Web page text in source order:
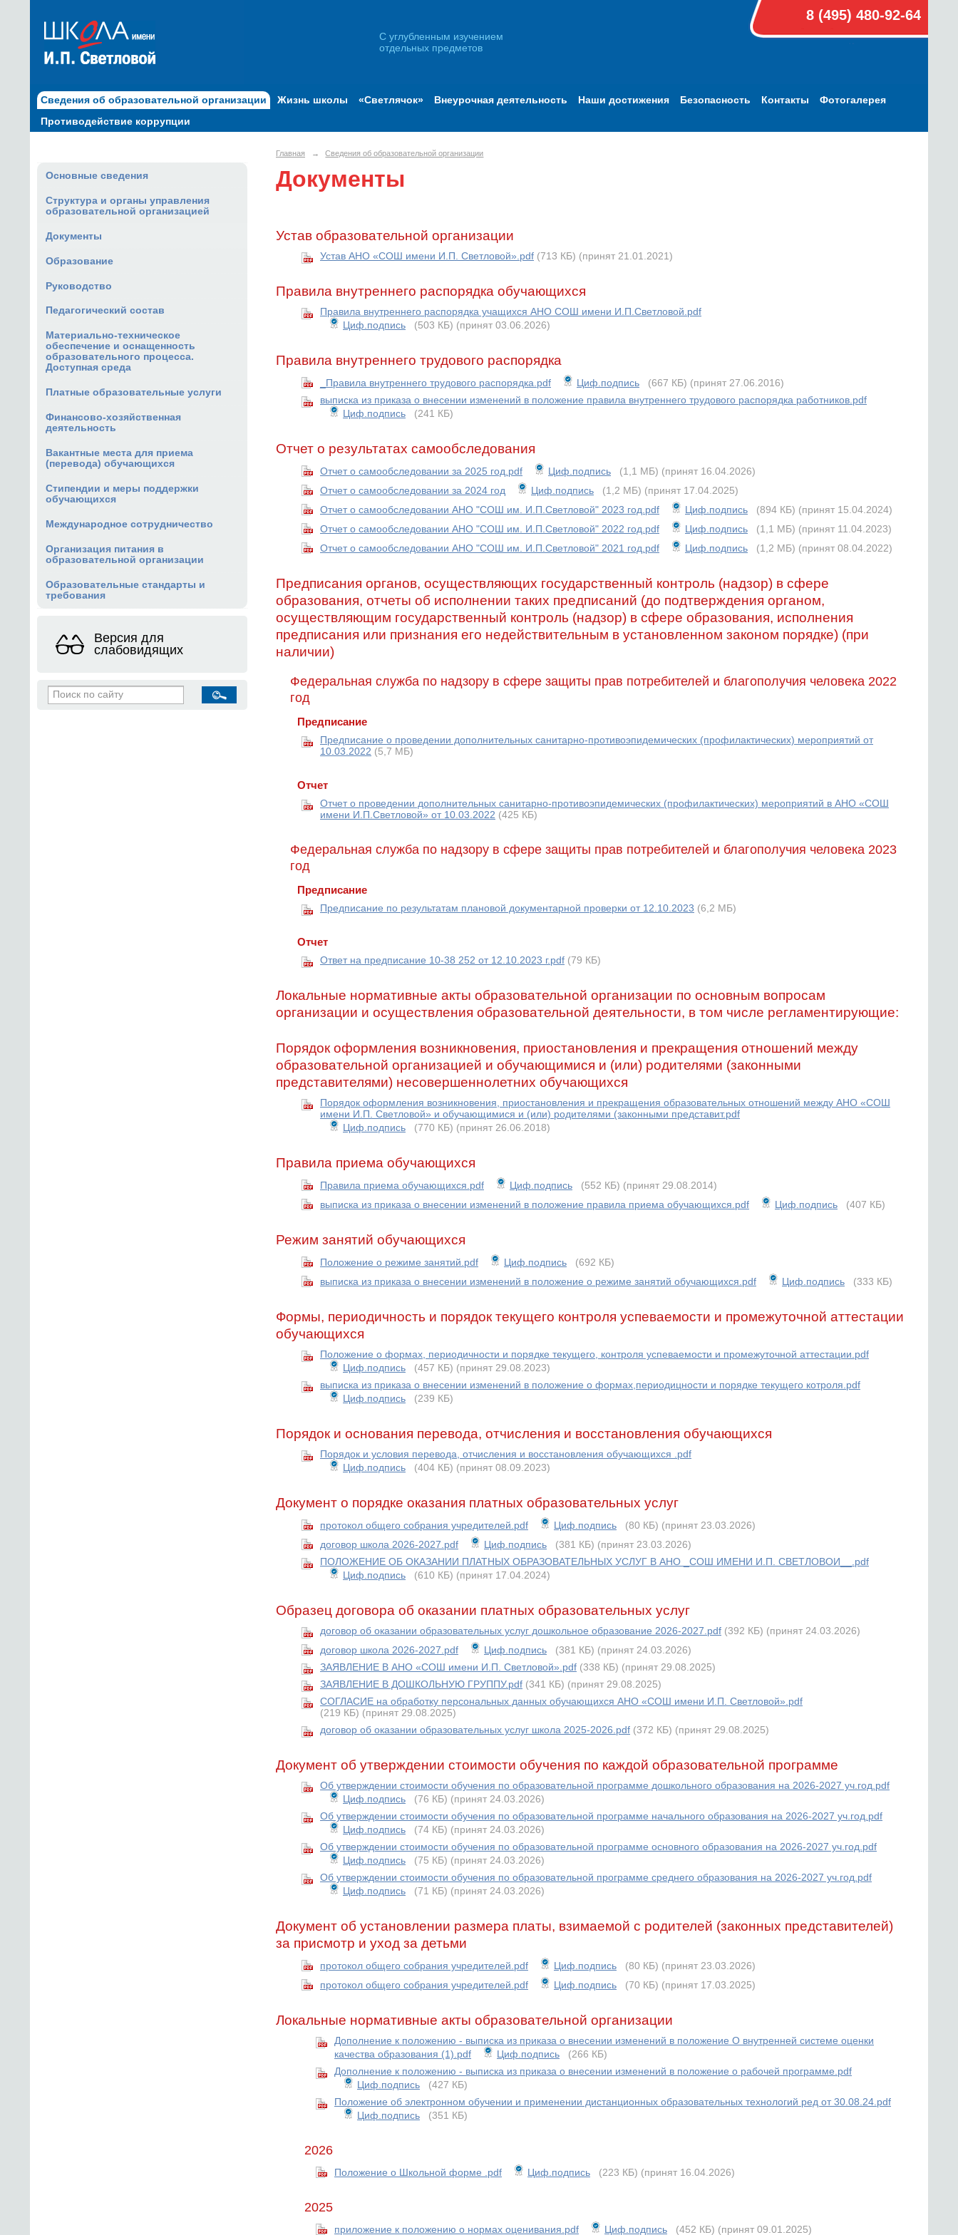
8 (495) 480-92-64
С углубленным изучением
отдельных предметов
Сведения об образовательной организации Жизнь школы «Светлячок» Внеурочная деятельность Наши достижения Безопасность Контакты
Фотогалерея
Противодействие коррупции
Основные сведения
Структура и органы управления
образовательной организацией
Документы
Образование
Руководство
Педагогический состав
Материально-техническое
обеспечение и оснащенность
образовательного процесса.
Доступная среда
Платные образовательные услуги
Финансово-хозяйственная
деятельность
Вакантные места для приема
(перевода) обучающихся
Стипендии и меры поддержки
обучающихся
Международное сотрудничество
Организация питания в
образовательной организации
Образовательные стандарты и
требования
Версия для
слабовидящих
Главная → Сведения об образовательной организации
Документы
Устав образовательной организации
Устав АНО «СОШ имени И.П. Светловой».pdf (713 КБ) (принят 21.01.2021)
Правила внутреннего распорядка обучающихся
Правила внутреннего распорядка учащихся АНО СОШ имени И.П.Светловой.pdf
Циф.подпись
(503 КБ) (принят 03.06.2026)
Правила внутреннего трудового распорядка
_Правила внутреннего трудового распорядка.pdf Циф.подпись (667 КБ) (принят 27.06.2016)
выписка из приказа о внесении изменений в положение правила внутреннего трудового распорядка работников.pdf
Циф.подпись
(241 КБ)
Отчет о результатах самообследования
Отчет о самообследовании за 2025 год.pdf Циф.подпись (1,1 МБ) (принят 16.04.2026)
Отчет о самообследовании за 2024 год
Циф.подпись (1,2 МБ) (принят 17.04.2025)
Отчет о самообследовании АНО "СОШ им. И.П.Светловой" 2023 год.pdf
Циф.подпись (894 КБ) (принят 15.04.2024)
Отчет о самообследовании АНО "СОШ им. И.П.Светловой" 2022 год.pdf
Циф.подпись (1,1 МБ) (принят 11.04.2023)
Отчет о самообследовании АНО "СОШ им. И.П.Светловой" 2021 год.pdf
Циф.подпись (1,2 МБ) (принят 08.04.2022)
Предписания органов, осуществляющих государственный контроль (надзор) в сфере
образования, отчеты об исполнении таких предписаний (до подтверждения органом,
осуществляющим государственный контроль (надзор) в сфере образования, исполнения
предписания или признания его недействительным в установленном законом порядке) (при
наличии)
Федеральная служба по надзору в сфере защиты прав потребителей и благополучия человека 2022
год
Предписание
Предписание о проведении дополнительных санитарно-противоэпидемических (профилактических) мероприятий от
10.03.2022 (5,7 МБ)
Отчет
Отчет о проведении дополнительных санитарно-противоэпидемических (профилактических) мероприятий в АНО «СОШ
имени И.П.Светловой» от 10.03.2022 (425 КБ)
Федеральная служба по надзору в сфере защиты прав потребителей и благополучия человека 2023
год
Предписание
Предписание по результатам плановой документарной проверки от 12.10.2023 (6,2 МБ)
Отчет
Ответ на предписание 10-38 252 от 12.10.2023 г.pdf (79 КБ)
Локальные нормативные акты образовательной организации по основным вопросам
организации и осуществления образовательной деятельности, в том числе регламентирующие:
Порядок оформления возникновения, приостановления и прекращения отношений между
образовательной организацией и обучающимися и (или) родителями (законными
представителями) несовершеннолетних обучающихся
Порядок оформления возникновения, приостановления и прекращения образовательных отношений между АНО «СОШ
имени И.П. Светловой» и обучающимися и (или) родителями (законными представит.pdf
Циф.подпись
(770 КБ) (принят 26.06.2018)
Правила приема обучающихся
Правила приема обучающихся.pdf Циф.подпись (552 КБ) (принят 29.08.2014)
выписка из приказа о внесении изменений в положение правила приема обучающихся.pdf
Циф.подпись (407 КБ)
Режим занятий обучающихся
Положение о режиме занятий.pdf Циф.подпись
(692 КБ)
выписка из приказа о внесении изменений в положение о режиме занятий обучающихся.pdf
Циф.подпись (333 КБ)
Формы, периодичность и порядок текущего контроля успеваемости и промежуточной аттестации
обучающихся
Положение о формах, периодичности и порядке текущего, контроля успеваемости и промежуточной аттестации.pdf
Циф.подпись
(457 КБ) (принят 29.08.2023)
выписка из приказа о внесении изменений в положение о формах,периодицности и порядке текущего котроля.pdf
Циф.подпись
(239 КБ)
Порядок и основания перевода, отчисления и восстановления обучающихся
Порядок и условия перевода, отчисления и восстановления обучающихся .pdf
Циф.подпись
(404 КБ) (принят 08.09.2023)
Документ о порядке оказания платных образовательных услуг
протокол общего собрания учредителей.pdf Циф.подпись (80 КБ) (принят 23.03.2026)
договор школа 2026-2027.pdf
Циф.подпись (381 КБ) (принят 23.03.2026)
ПОЛОЖЕНИЕ ОБ ОКАЗАНИИ ПЛАТНЫХ ОБРАЗОВАТЕЛЬНЫХ УСЛУГ В АНО _СОШ ИМЕНИ И.П. СВЕТЛОВОИ__.pdf
Циф.подпись
(610 КБ) (принят 17.04.2024)
Образец договора об оказании платных образовательных услуг
договор об оказании образовательных услуг дошкольное образование 2026-2027.pdf (392 КБ) (принят 24.03.2026)
договор школа 2026-2027.pdf
Циф.подпись (381 КБ) (принят 24.03.2026)
ЗАЯВЛЕНИЕ В АНО «СОШ имени И.П. Светловой».pdf (338 КБ) (принят 29.08.2025)
ЗАЯВЛЕНИЕ В ДОШКОЛЬНУЮ ГРУППУ.pdf (341 КБ) (принят 29.08.2025)
СОГЛАСИЕ на обработку персональных данных обучающихся АНО «СОШ имени И.П. Светловой».pdf
(219 КБ) (принят 29.08.2025)
договор об оказании образовательных услуг школа 2025-2026.pdf (372 КБ) (принят 29.08.2025)
Документ об утверждении стоимости обучения по каждой образовательной программе
Об утверждении стоимости обучения по образовательной программе дошкольного образования на 2026-2027 уч.год.pdf
Циф.подпись
(76 КБ) (принят 24.03.2026)
Об утверждении стоимости обучения по образовательной программе начального образования на 2026-2027 уч.год.pdf
Циф.подпись
(74 КБ) (принят 24.03.2026)
Об утверждении стоимости обучения по образовательной программе основного образования на 2026-2027 уч.год.pdf
Циф.подпись
(75 КБ) (принят 24.03.2026)
Об утверждении стоимости обучения по образовательной программе среднего образования на 2026-2027 уч.год.pdf
Циф.подпись
(71 КБ) (принят 24.03.2026)
Документ об установлении размера платы, взимаемой с родителей (законных представителей)
за присмотр и уход за детьми
протокол общего собрания учредителей.pdf Циф.подпись (80 КБ) (принят 23.03.2026)
протокол общего собрания учредителей.pdf
Циф.подпись (70 КБ) (принят 17.03.2025)
Локальные нормативные акты образовательной организации
Дополнение к положению - выписка из приказа о внесении изменений в положение О внутренней системе оценки
качества образования (1).pdf
Циф.подпись
(266 КБ)
Дополнение к положению - выписка из приказа о внесении изменений в положение о рабочей программе.pdf
Циф.подпись
(427 КБ)
Положение об электронном обучении и применении дистанционных образовательных технологий ред от 30.08.24.pdf
Циф.подпись
(351 КБ)
2026
Положение о Школьной форме .pdf Циф.подпись (223 КБ) (принят 16.04.2026)
2025
приложение к положению о нормах оценивания.pdf Циф.подпись (452 КБ) (принят 09.01.2025)